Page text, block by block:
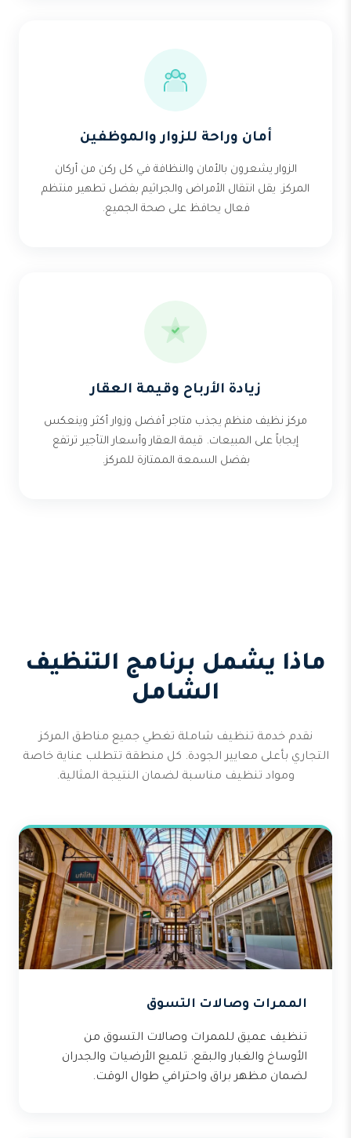
أمان وراحة للزوار والموظفين
الزوار يشعرون بالأمان والنظافة في كل ركن من أركان
المركز. يقل انتقال الأمراض والجراثيم بفضل تطهير منتظم
فعال يحافظ على صحة الجميع.
زيادة الأرباح وقيمة العقار
مركز نظيف منظم يجذب متاجر أفضل وزوار أكثر وينعكس
إيجاباً على المبيعات. قيمة العقار وأسعار التأجير ترتفع
بفضل السمعة الممتازة للمركز.
ماذا يشمل برنامج التنظيف
الشامل
نقدم خدمة تنظيف شاملة تغطي جميع مناطق المركز
التجاري بأعلى معايير الجودة. كل منطقة تتطلب عناية خاصة
ومواد تنظيف مناسبة لضمان النتيجة المثالية.
الممرات وصالات التسوق
تنظيف عميق للممرات وصالات التسوق من
الأوساخ والغبار والبقع. تلميع الأرضيات والجدران
لضمان مظهر براق واحترافي طوال الوقت.